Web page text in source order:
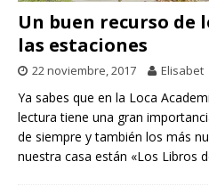
Un buen recurso de
las estaciones
22 noviembre, 2017 Elisabet
Ya sabes que en la Loca
lectura tiene una gran
de siempre y también los más
nuestra casa están «Los Libros